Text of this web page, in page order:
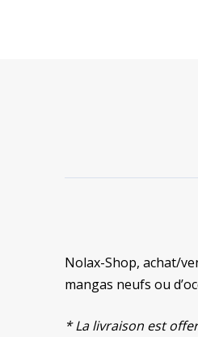
Nolax-Shop, achat/
mangas neufs ou
* La livraison est